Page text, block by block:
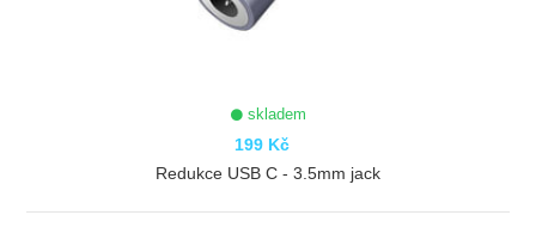
skladem
199 Kč
Redukce USB C - 3.5mm jack